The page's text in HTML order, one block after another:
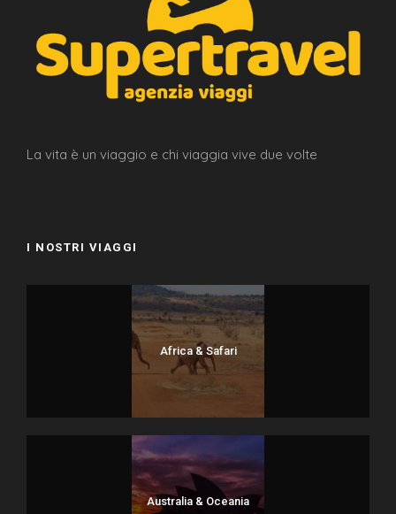
La vita è un viaggio e chi viaggia vive due volte
I NOSTRI VIAGGI
Africa & Safari
Australia & Oceania